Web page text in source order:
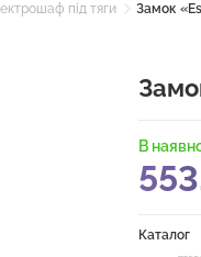
під тяги Замок
В
Каталог